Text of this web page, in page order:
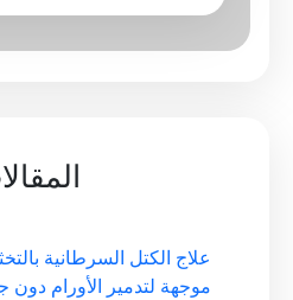
علاج الكتل السرطانية
موجهة لتدمير الأورام دون